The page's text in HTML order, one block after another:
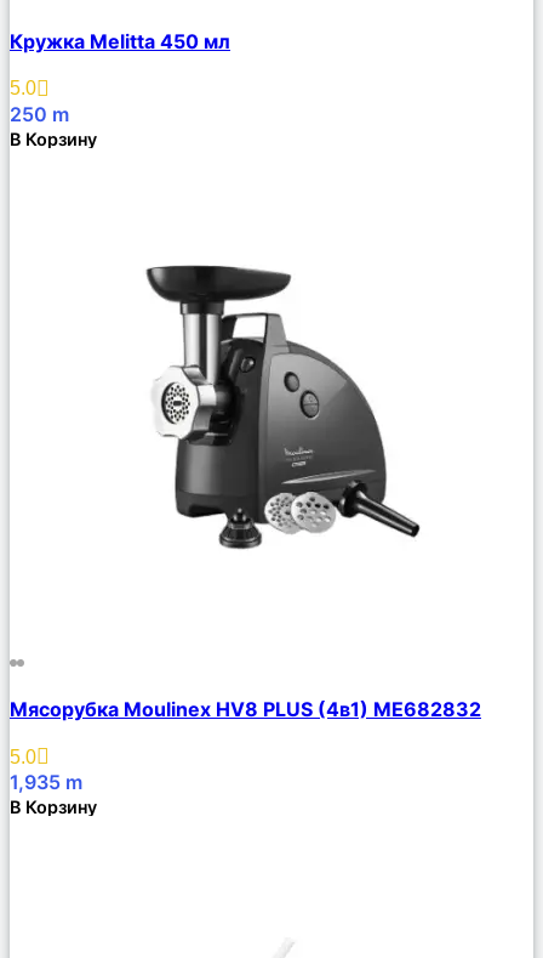
Описание
Избранное
Кружка Melitta 450 мл
5.0
250 m
В Корзину
Описание
Избранное
Мясорубка Moulinex HV8 PLUS (4в1) ME682832
5.0
1,935 m
В Корзину